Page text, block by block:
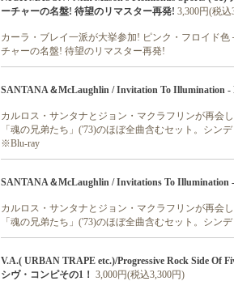
ーチャーの名盤! 待望のリマスター再発! 3,300円(税込
カーラ・ブレイ一派が大挙参加! ピンク・フロイド
チャーの名盤! 待望のリマスター再発!
SANTANA＆McLaughlin / Invitation To Illumination -
カルロス・サンタナとジョン・マクラフリンが再会
「魂の兄弟たち」('73)のほぼ全曲含むセット。シン
※Blu-ray
SANTANA＆McLaughlin / Invitations To Illumination
カルロス・サンタナとジョン・マクラフリンが再会
「魂の兄弟たち」('73)のほぼ全曲含むセット。シン
V.A.( URBAN TRAPE etc.)/Progressive Rock Side Of
シヴ・コンピその1！ 3,000円(税込3,300円)